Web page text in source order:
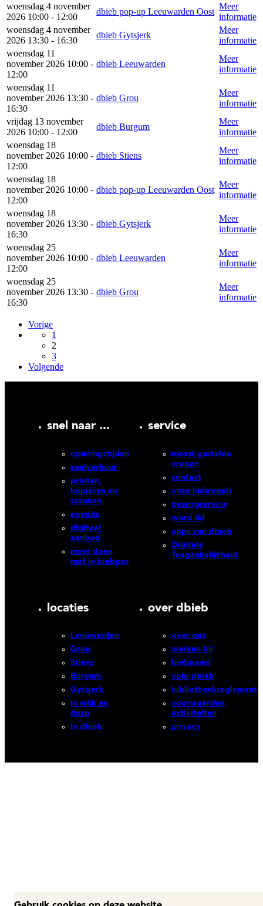
woensdag 4 november
2026 10:00 - 12:00
dbieb pop-up Leeuwarden Oost
Meer
informatie
woensdag 4 november
2026 13:30 - 16:30
dbieb Gytsjerk
Meer
informatie
woensdag 11
november 2026 10:00 -
12:00
dbieb Leeuwarden
Meer
informatie
woensdag 11
november 2026 13:30 -
16:30
dbieb Grou
Meer
informatie
vrijdag 13 november
2026 10:00 - 12:00
dbieb Burgum
Meer
informatie
woensdag 18
november 2026 10:00 -
12:00
dbieb Stiens
Meer
informatie
woensdag 18
november 2026 10:00 -
12:00
dbieb pop-up Leeuwarden Oost
Meer
informatie
woensdag 18
november 2026 13:30 -
16:30
dbieb Gytsjerk
Meer
informatie
woensdag 25
november 2026 10:00 -
12:00
dbieb Leeuwarden
Meer
informatie
woensdag 25
november 2026 13:30 -
16:30
dbieb Grou
Meer
informatie
Vorige
1
2
3
Volgende
snel naar ...
openingstijden
zaalverhuur
printen,
kopiëren en
scannen
agenda
digitaal
aanbod
meer doen
met je biebpas
service
meest gestelde
vragen
contact
onze huisregels
bezorgservice
word lid
apps van dbieb
Digitale
Toegankelijkheid
locaties
Leeuwarden
Grou
Stiens
Burgum
Gytsjerk
In wijk en
dorp
In dbieb
over dbieb
over ons
werken bij
biebpanel
volg dbieb
bibliotheekreglement
voorwaarden
activiteiten
privacy